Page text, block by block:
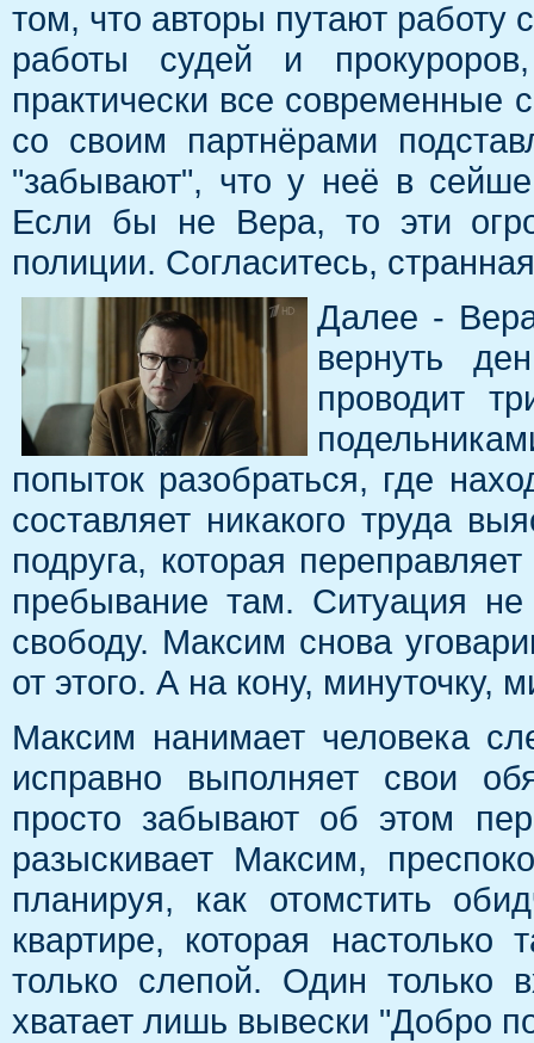
том, что авторы путают работу
работы судей и
практически все
со своим партнёрами
"забывают", что у неё в
Если бы не Вера, то эти
полиции. Согласитесь,
Далее -
вернуть
проводит
попыток разобраться, где
составляет никакого труда
подруга, которая
пребывание там. Ситуация
свободу. Максим снова
от этого. А на кону,
Максим нанимает человека
исправно выполняет свои
просто забывают об этом
разыскивает Максим,
планируя, как отомстить
квартире, которая
только слепой. Один только
хватает лишь вывески "Добро